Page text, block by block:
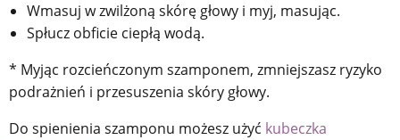
Wmasuj w zwilżoną skórę głowy i myj, masując.
Spłucz obficie ciepłą wodą.
* Myjąc rozcieńczonym szamponem, zmniejszasz ryzyko
podrażnień i przesuszenia skóry głowy.
Do spienienia szamponu możesz użyć kubeczka